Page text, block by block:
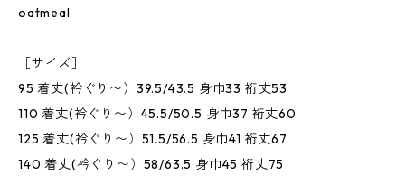
oatmeal
［サイズ］
95 着丈(衿ぐり〜）39.5/43.5 身巾33 裄丈53
110 着丈(衿ぐり〜）45.5/50.5 身巾37 裄丈60
125 着丈(衿ぐり〜）51.5/56.5 身巾41 裄丈67
140 着丈(衿ぐり〜）58/63.5 身巾45 裄丈75